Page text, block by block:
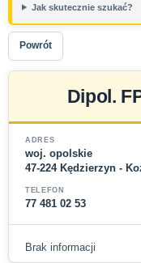
Jak skutecznie szukać?
Powrót
Dipol.
ADRES
woj. opolskie
47-224 Kędzierzyn -
TELEFON
77 481 02 53
Brak informacji